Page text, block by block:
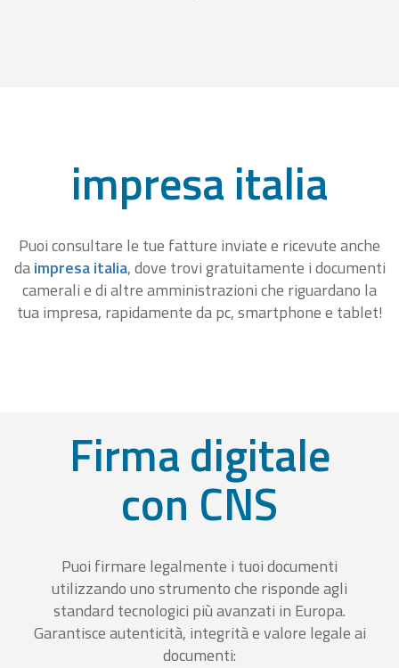
impresa italia
Puoi consultare le tue fatture inviate e ricevute anche
daimpresa italia, dove trovi gratuitamente i documenti
camerali e di altre amministrazioni che riguardano la
tua impresa, rapidamente da pc, smartphone e tablet!
Firma digitale
con CNS
Puoi firmare legalmente i tuoi documenti
utilizzando uno strumento che risponde agli
standard tecnologici più avanzati in Europa.
Garantisce autenticità, integrità e valore legale ai
documenti: